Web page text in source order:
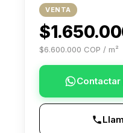
VENTA
$6.600.000 COP / m²